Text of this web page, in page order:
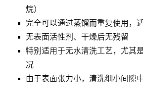
烷）
完全可以通过蒸馏而重复使用，
无表面活性剂、干燥后无残留
特别适用于无水清洗工艺，尤其
况
由于表面张力小，清洗细小间隙